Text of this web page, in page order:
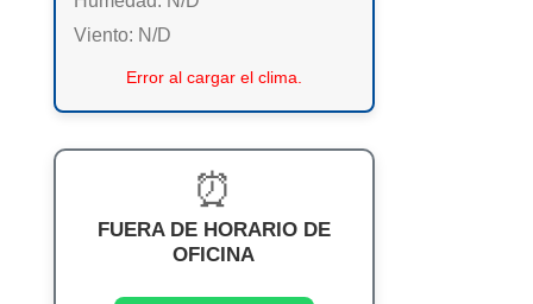
Viento: N/D
Error al cargar el clima.
⏰
FUERA DE HORARIO DE
OFICINA